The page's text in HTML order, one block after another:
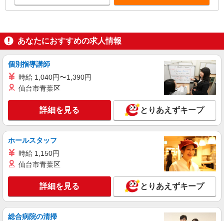
あなたにおすすめの求人情報
個別指導講師
時給 1,040円〜1,390円
仙台市青葉区
詳細を見る とりあえずキープ
ホールスタッフ
時給 1,150円
仙台市青葉区
詳細を見る とりあえずキープ
総合病院の清掃